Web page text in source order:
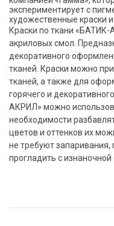
экспериментирует с
художественные краски
Краски по ткани «БАТИК-
акриловых смол.
декоративного
тканей. Краски можно
тканей, а также для
горячего и
АКРИЛ» можно
необходимости
цветов и оттенков их
не требуют запаривания,
прогладить с изнаночной